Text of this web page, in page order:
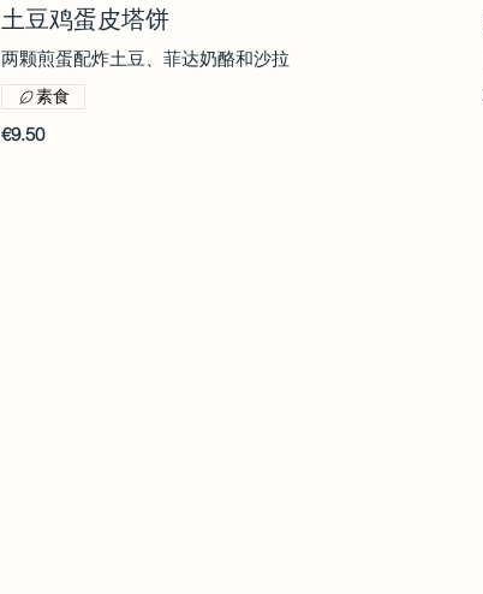
土豆鸡蛋皮塔饼
两颗煎蛋配炸土豆、菲达奶酪和沙拉
€9.50
素食